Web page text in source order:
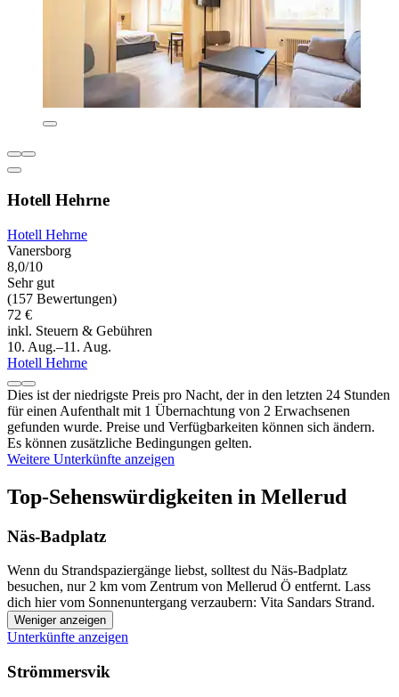
Hotell Hehrne
Hotell Hehrne
Vanersborg
8,0/10
Sehr gut
(157 Bewertungen)
72 €
inkl. Steuern & Gebühren
10. Aug.–11. Aug.
Hotell Hehrne
Dies ist der niedrigste Preis pro Nacht, der in den letzten 24 Stunden
für einen Aufenthalt mit 1 Übernachtung von 2 Erwachsenen
gefunden wurde. Preise und Verfügbarkeiten können sich ändern.
Es können zusätzliche Bedingungen gelten.
Weitere Unterkünfte anzeigen
Top-Sehenswürdigkeiten in Mellerud
Näs-Badplatz
Wenn du Strandspaziergänge liebst, solltest du Näs-Badplatz
besuchen, nur 2 km vom Zentrum von Mellerud Ö entfernt. Lass
dich hier vom Sonnenuntergang verzaubern: Vita Sandars Strand.
Weniger anzeigen
Unterkünfte anzeigen
Strömmersvik